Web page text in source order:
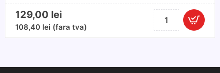
129,00 lei
108,40 lei (fara tva)
Cantitate
Set